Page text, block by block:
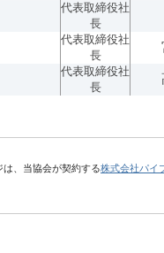
代表取締役社
長
代表取締役社
長
代表取締役社
長
は、当協会が契約する株式会社パイ